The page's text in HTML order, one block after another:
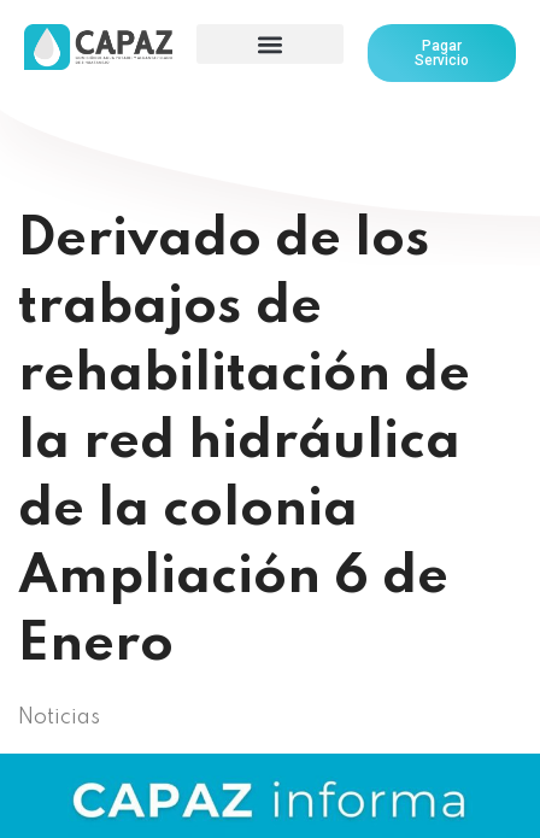
Pagar
Servicio
Derivado de los
trabajos de
rehabilitación de
la red hidráulica
de la colonia
Ampliación 6 de
Enero
Noticias